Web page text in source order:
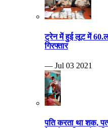
ट्रेन में हुई लूट में
गिरफ्तार
— Jul 03 2021
पति करता था शक,